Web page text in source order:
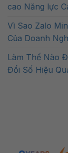
cao Năng lực
Vì Sao Zalo
Của Doanh
Làm Thế Nào
Đổi Số Hiệu